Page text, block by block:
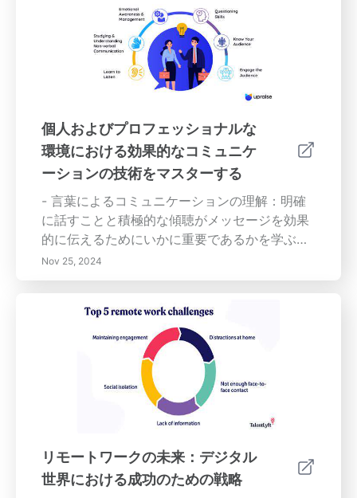
個人およびプロフェッショナルな
環境における効果的なコミュニケ
ーションの技術をマスターする
- 言葉によるコミュニケーションの理解：明確
に話すことと積極的な傾聴がメッセージを効果
的に伝えるためにいかに重要であるかを学ぶ。-
非言語コミュニケーション：ボディランゲー
ジ、顔の表情、アイコンタクトがコミュニケー
る。- 効果的なコミュニケーションの障害：理
解を妨げる個人的および文化的な障害を特定
し、それを克服する方法。- コミュニケーショ
ンスキルの向上：積極的な傾聴や聴衆に合わせ
たスタイルの調整を含む、コミュニケーション
能力を向上させるための実用的なヒントを得
る。- 関与のための実用的なヒント：積極的な
傾聴やカスタマイズされたコミュニケーション
アプローチを通じて、より良く関与するための
戦略を発見する。今日、あなたのコミュニケー
Nov 25, 2024
リモートワークの未来：デジタル
世界における成功のための戦略